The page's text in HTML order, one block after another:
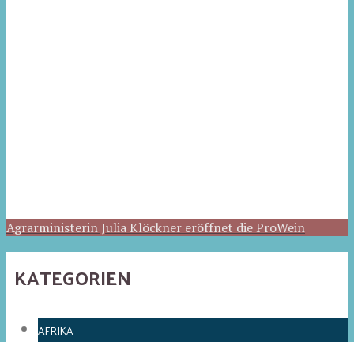
Agrarministerin Julia Klöckner eröffnet die ProWein
KATEGORIEN
AFRIKA